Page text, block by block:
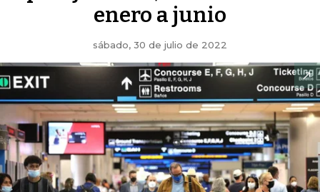
enero a junio
sábado, 30 de julio de 2022